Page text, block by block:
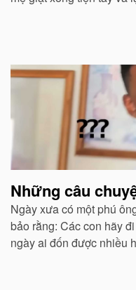
Những câu
Ngày xưa có một phú
bảo rằng: Các con hãy
ngày ai đốn được nhiều